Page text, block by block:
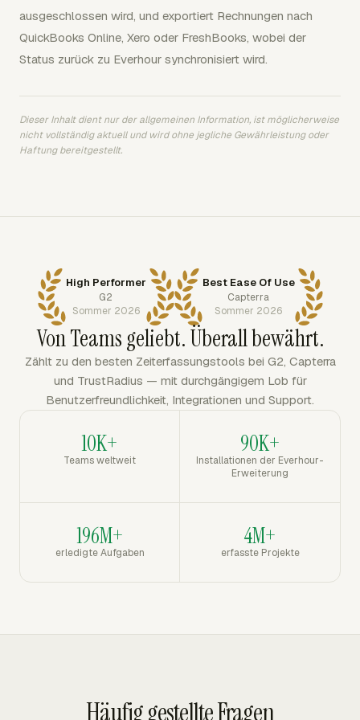
ausgeschlossen wird, und exportiert Rechnungen nach
QuickBooks Online, Xero oder FreshBooks, wobei der
Status zurück zu Everhour synchronisiert wird.
Dieser Inhalt dient nur der allgemeinen Information, ist möglicherweise
nicht vollständig aktuell und wird ohne jegliche Gewährleistung oder
Haftung bereitgestellt.
High Performer
G2
Sommer 2026
Best Ease Of Use
Capterra
Sommer 2026
Von Teams geliebt. Überall bewährt.
Zählt zu den besten Zeiterfassungstools bei G2, Capterra
und TrustRadius — mit durchgängigem Lob für
Benutzerfreundlichkeit, Integrationen und Support.
10K+
Teams weltweit
90K+
Installationen der Everhour-
Erweiterung
196M+
erledigte Aufgaben
4M+
erfasste Projekte
Häufig gestellte Fragen